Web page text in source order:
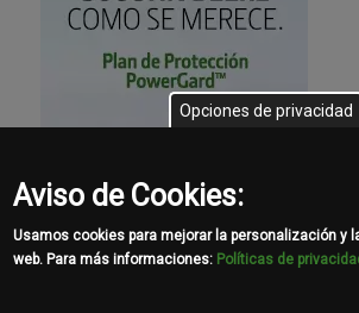
Opciones de privacidad
Aviso de Cookies:
Usamos cookies para mejorar la personalización y
web. Para más informaciones: Políticas de